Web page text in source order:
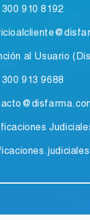
910 8192
al Usuario
913 9688